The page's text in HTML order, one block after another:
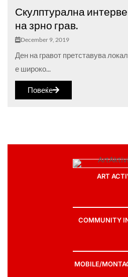
Скулптурална
на зрно грав.
December 9, 2019
Ден на гравот претставува
е широко...
Повеќе
ART
COMMUNITY
MOBILE/